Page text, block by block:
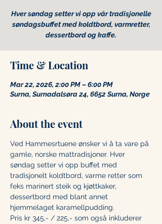
Hver søndag setter vi opp vår tradisjonelle
søndagsbuffet med koldtbord, varmretter,
Time & Location
Mar 22, 2026, 2:00 PM – 6:00 PM
Surna, Surnadalsøra 24, 6652 Surna, Norge
About the event
Ved Hammesrtuene ønsker vi å ta vare på
gamle, norske mattradisjoner. Hver
søndag setter vi opp buffet med
tradisjonelt koldtbord, varme retter som
feks marinert steik og kjøttkaker,
dessertbord med blant annet
hjemmelaget karamellpudding.
Pris kr 345,- / 225,- som også inkluderer